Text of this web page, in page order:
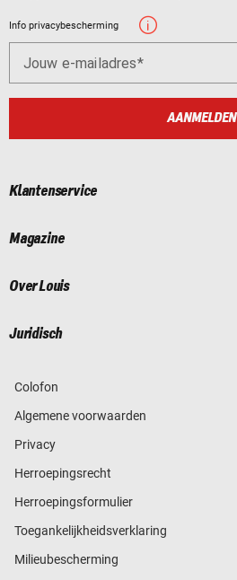
Info privacybescherming
Jouw e-mailadres
AANMELDEN
Klantenservice
Magazine
Over Louis
Juridisch
Colofon
Algemene voorwaarden
Privacy
Herroepingsrecht
Herroepingsformulier
Toegankelijkheidsverklaring
Milieubescherming